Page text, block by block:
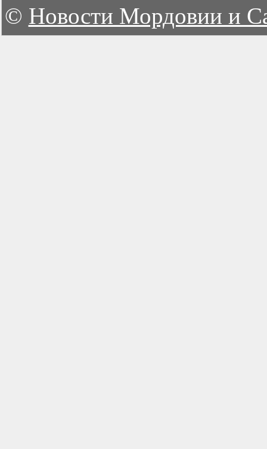
© Новости Мордовии и